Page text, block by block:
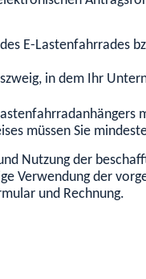
E-Lastenfahrrades
in dem Ihr
müssen Sie
Nutzung der
Verwendung der
und Rechnung.